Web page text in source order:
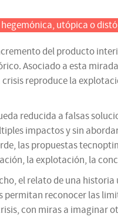
utópica o
del producto
Asociado a esta
reproduce la
reducida a falsas
impactos y sin
las propuestas
la explotación, la
el relato de una
reconocer las
con miras a imaginar